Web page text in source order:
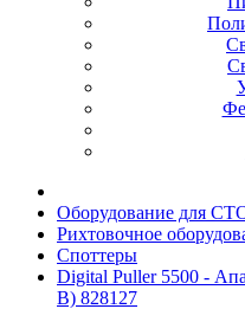
Oбopудoвaниe для
Pиxтoвoчнoe
Cпoттepы
Digital Puller 5500 -
В) 828127